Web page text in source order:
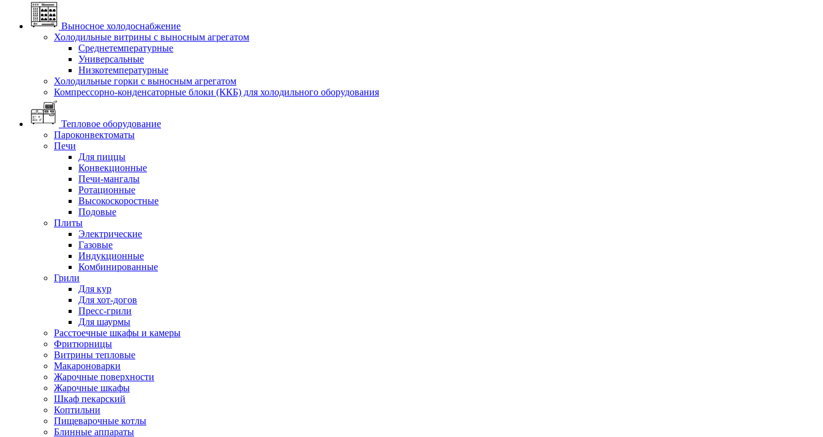
Выносное холодоснабжение
Холодильные витрины с выносным агрегатом
Среднетемпературные
Универсальные
Низкотемпературные
Холодильные горки с выносным агрегатом
Компрессорно-конденсаторные блоки (ККБ) для холодильного оборудования
Тепловое оборудование
Пароконвектоматы
Печи
Для пиццы
Конвекционные
Печи-мангалы
Ротационные
Высокоскоростные
Подовые
Плиты
Электрические
Газовые
Индукционные
Комбинированные
Грили
Для кур
Для хот-догов
Пресс-грили
Для шаурмы
Расстоечные шкафы и камеры
Фритюрницы
Витрины тепловые
Макароноварки
Жарочные поверхности
Жарочные шкафы
Шкаф пекарский
Коптильни
Пищеварочные котлы
Блинные аппараты